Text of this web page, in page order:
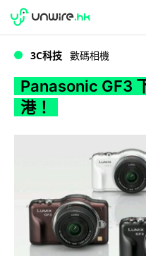
Panasonic
WWDC 2026
3C科技 數碼相機
Panasonic GF3
港！